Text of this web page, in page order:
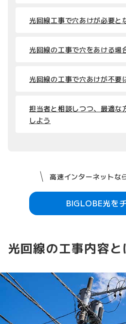
光回線工事で穴あけが必要と
光回線の工事で穴をあける場
光回線の工事で穴あけが不要
担当者と相談しつつ、最適な
しよう
高速インターネットな
BIGLOBE光を
光回線の工事内容と